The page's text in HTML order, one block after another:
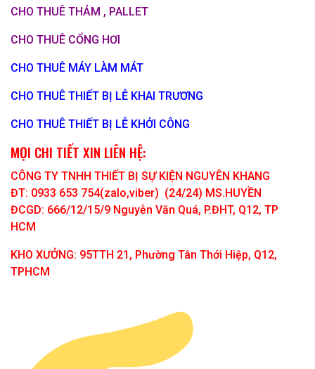
CHO THUÊ THẢM , PALLET
CHO THUÊ CỔNG HƠI
CHO THUÊ MÁY LÀM MÁT
CHO THUÊ THIẾT BỊ LỄ KHAI TRƯƠNG
CHO THUÊ THIẾT BỊ LỄ KHỞI CÔNG
MỌI CHI TIẾT XIN LIÊN HỆ:
CÔNG TY TNHH THIẾT BỊ SỰ KIỆN NGUYÊN KHANG
ĐT: 0933 653 754(zalo,viber) (24/24) MS.HUYỀN
ĐCGD: 666/12/15/9 Nguyễn Văn Quá, P.ĐHT, Q12, TP
HCM
KHO XƯỞNG: 95TTH 21, Phường Tân Thới Hiệp, Q12,
TPHCM